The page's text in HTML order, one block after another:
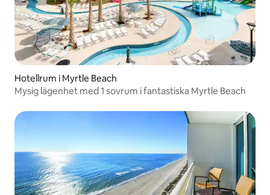
Hotellrum i Myrtle Beach
Mysig lägenhet med 1 sovrum i fantastiska Myrtle Beach